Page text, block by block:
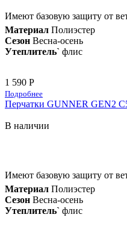
Имеют базовую защиту от
Материал Полиэстер
Сезон Весна-осень
Утеплитель` флис
1 590 Р
Подробнее
Перчатки GUNNER GEN2
В наличии
Имеют базовую защиту от
Материал Полиэстер
Сезон Весна-осень
Утеплитель` флис